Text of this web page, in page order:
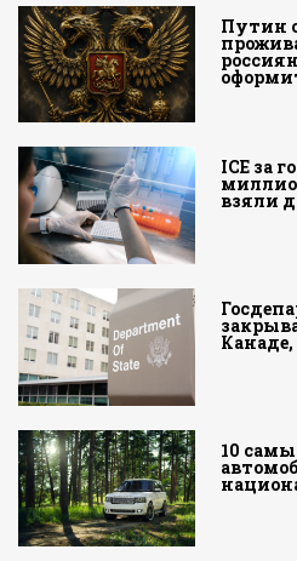
Путин
ICE за
взяли
10